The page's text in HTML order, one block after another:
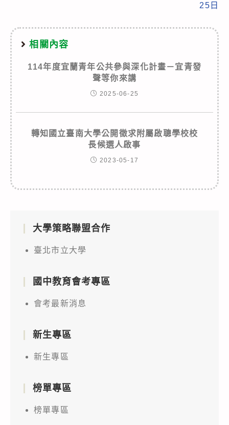
25日
相關內容
114年度宜蘭青年公共參與深化計畫－宜青發
聲等你來講
2025-06-25
轉知 國立臺南大學公開徵求附屬啟聰學校校
長候選人啟事
2023-05-17
大學策略聯盟合作
臺北市立大學
國中教育會考專區
會考最新消息
新生專區
新生專區
榜單專區
榜單專區